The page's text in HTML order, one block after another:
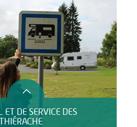
ET DE SERVICE DES